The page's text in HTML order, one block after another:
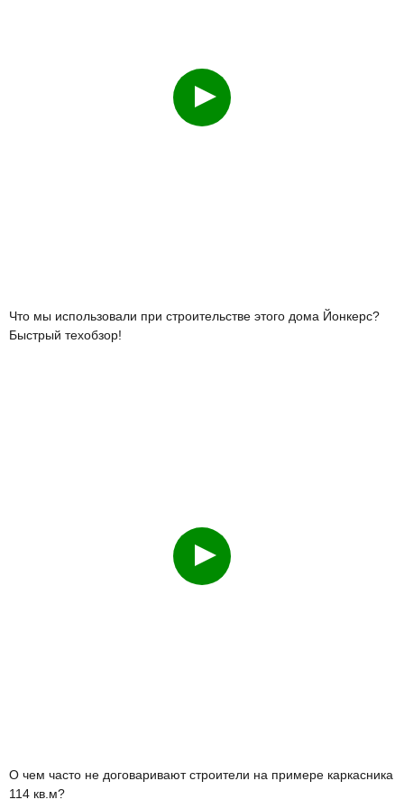
Смотреть
Что мы использовали при строительстве этого дома Йонкерс?
Быстрый техобзор!
Смотреть
О чем часто не договаривают строители на примере каркасника
114 кв.м?